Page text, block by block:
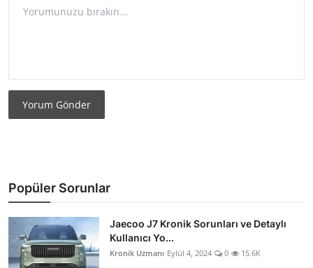
Yorum Gönder
Popüler Sorunlar
Jaecoo J7 Kronik Sorunları ve Detaylı
Kullanıcı Yo...
Kronik Uzmanı Eylül 4, 2024 0 15.6K